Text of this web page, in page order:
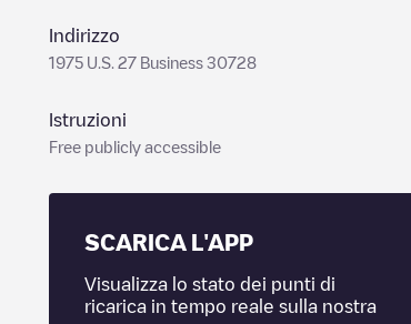
Indirizzo
1975 U.S. 27 Business 30728
Istruzioni
Free publicly accessible
SCARICA L'APP
Visualizza lo stato dei punti di
ricarica in tempo reale sulla nostra